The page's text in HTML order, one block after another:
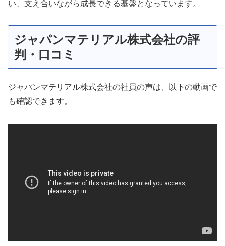
い、支え合いながら成長できる基盤となっています。
ジャパンマテリアル株式会社の評
判・口コミ
ジャパンマテリアル株式会社の社員の声は、以下の動画で
も確認できます。